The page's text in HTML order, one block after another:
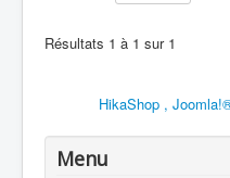
Résultats 1 à 1 sur 1
HikaShop ,
Menu